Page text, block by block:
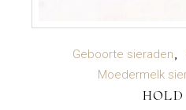
TOEVOEGEN AAN
Geboorte sieraden
Moedermelk